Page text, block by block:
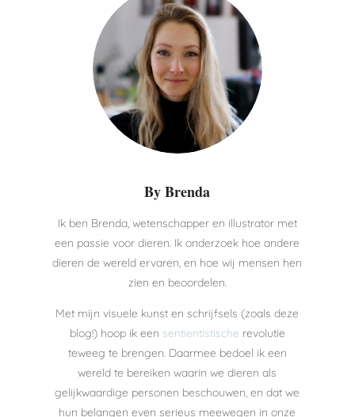
By Brenda
Ik ben Brenda, wetenschapper en illustrator met
een passie voor dieren. Ik onderzoek hoe andere
dieren de wereld ervaren, en hoe wij mensen hen
zien en beoordelen.
Met mijn visuele kunst en schrijfsels (zoals deze
blog!) hoop ik een sentientistische revolutie
teweeg te brengen. Daarmee bedoel ik een
wereld te bereiken waarin we dieren als
gelijkwaardige personen beschouwen, en dat we
hun belangen even serieus meewegen in onze